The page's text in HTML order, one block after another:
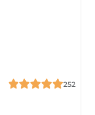
252